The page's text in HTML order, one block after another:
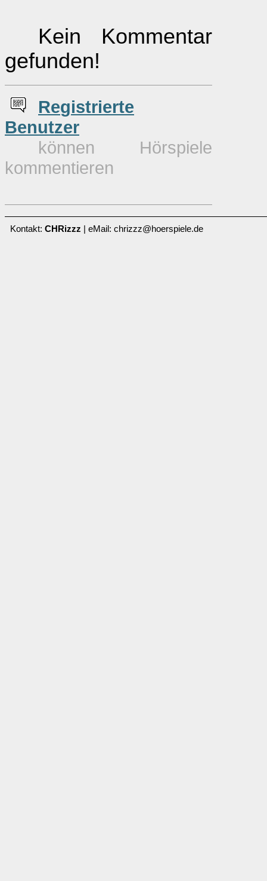
Kein Kommentar
gefunden!
Registrierte
Benutzer
können Hörspiele
kommentieren
Kontakt: CHRizzz | eMail: chrizzz@hoerspiele.de